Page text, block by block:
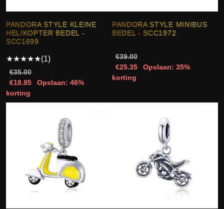
PANDORA STYLE KLEINE
HELIKOPTER BEDEL -
SCC1699
★★★★★(1)
€35.00
€18.85
Opslaan: 46%
korting
PANDORA STYLE MINIBUS
BEDEL - SCC1972
€39.00
€25.35
Opslaan: 35%
korting